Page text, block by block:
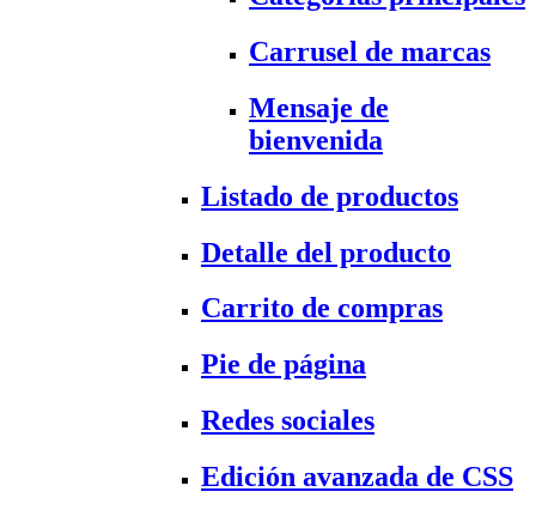
Carrusel de marcas
Mensaje de
bienvenida
Listado de productos
Detalle del producto
Carrito de compras
Pie de página
Redes sociales
Edición avanzada de CSS